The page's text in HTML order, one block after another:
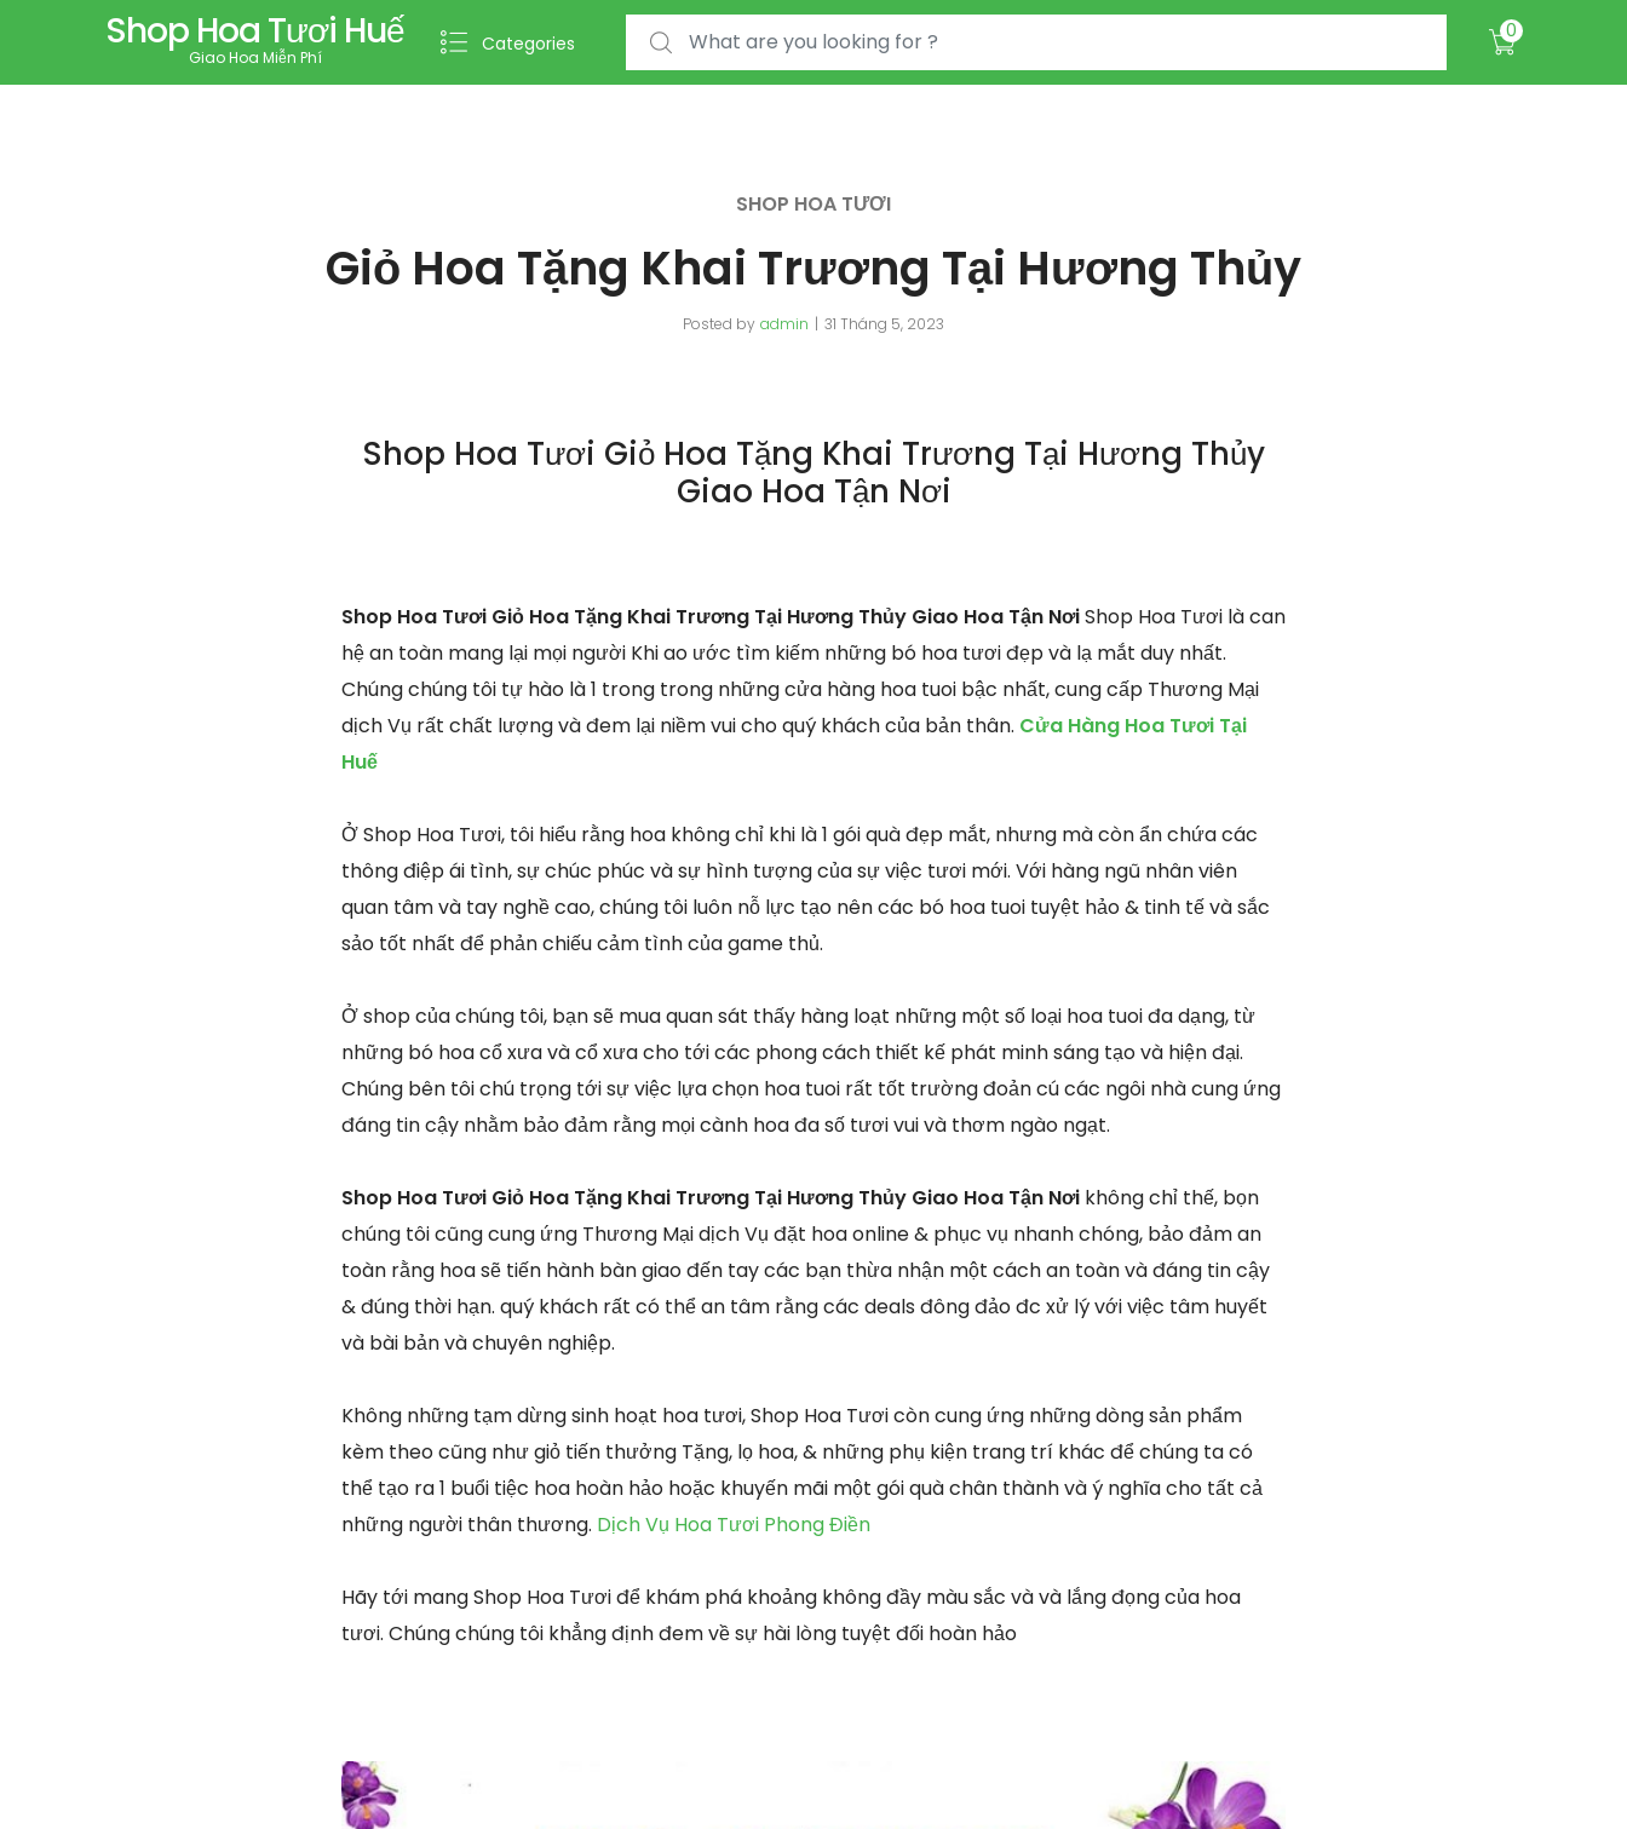
Shop Hoa Tươi Huế
Giao Hoa Miễn Phí
Categories
Search for: 0
SHOP HOA TƯƠI
Giỏ Hoa Tặng Khai Trương Tại Hương Thủy
Posted by admin 31 Tháng 5, 2023
Shop Hoa Tươi Giỏ Hoa Tặng Khai Trương Tại Hương Thủy
Giao Hoa Tận Nơi
Shop Hoa Tươi Giỏ Hoa Tặng Khai Trương Tại Hương Thủy Giao Hoa Tận NơiShop Hoa Tươi là can
hệ an toàn mang lại mọi người Khi ao ước tìm kiếm những bó hoa tươi đẹp và lạ mắt duy nhất.
Chúng chúng tôi tự hào là 1 trong trong những cửa hàng hoa tuoi bậc nhất, cung cấp Thương Mại
dịch Vụ rất chất lượng và đem lại niềm vui cho quý khách của bản thân. Cửa Hàng Hoa Tươi Tại
Huế
Ở Shop Hoa Tươi, tôi hiểu rằng hoa không chỉ khi là 1 gói quà đẹp mắt, nhưng mà còn ẩn chứa các
thông điệp ái tình, sự chúc phúc và sự hình tượng của sự việc tươi mới. Với hàng ngũ nhân viên
quan tâm và tay nghề cao, chúng tôi luôn nỗ lực tạo nên các bó hoa tuoi tuyệt hảo & tinh tế và sắc
sảo tốt nhất để phản chiếu cảm tình của game thủ.
Ở shop của chúng tôi, bạn sẽ mua quan sát thấy hàng loạt những một số loại hoa tuoi đa dạng, từ
những bó hoa cổ xưa và cổ xưa cho tới các phong cách thiết kế phát minh sáng tạo và hiện đại.
Chúng bên tôi chú trọng tới sự việc lựa chọn hoa tuoi rất tốt trường đoản cú các ngôi nhà cung ứng
đáng tin cậy nhằm bảo đảm rằng mọi cành hoa đa số tươi vui và thơm ngào ngạt.
Shop Hoa Tươi Giỏ Hoa Tặng Khai Trương Tại Hương Thủy Giao Hoa Tận Nơi không chỉ thế, bọn
chúng tôi cũng cung ứng Thương Mại dịch Vụ đặt hoa online & phục vụ nhanh chóng, bảo đảm an
toàn rằng hoa sẽ tiến hành bàn giao đến tay các bạn thừa nhận một cách an toàn và đáng tin cậy
& đúng thời hạn. quý khách rất có thể an tâm rằng các deals đông đảo đc xử lý với việc tâm huyết
và bài bản và chuyên nghiệp.
Không những tạm dừng sinh hoạt hoa tươi, Shop Hoa Tươi còn cung ứng những dòng sản phẩm
kèm theo cũng như giỏ tiến thưởng Tặng, lọ hoa, & những phụ kiện trang trí khác để chúng ta có
thể tạo ra 1 buổi tiệc hoa hoàn hảo hoặc khuyến mãi một gói quà chân thành và ý nghĩa cho tất cả
những người thân thương. Dịch Vụ Hoa Tươi Phong Điền
Hãy tới mang Shop Hoa Tươi để khám phá khoảng không đầy màu sắc và và lắng đọng của hoa
tươi. Chúng chúng tôi khẳng định đem về sự hài lòng tuyệt đối hoàn hảo